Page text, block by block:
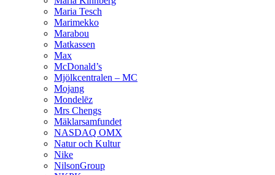
Maria Tesch
Marimekko
Marabou
Matkassen
Max
McDonald’s
Mjölkcentralen – MC
Mojang
Mondelēz
Mrs Chengs
Mäklarsamfundet
NASDAQ OMX
Natur och Kultur
Nike
NilsonGroup